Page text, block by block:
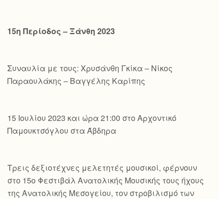
15η Περίοδος – Ξάνθη 2023
Συναυλία με τους: Χρυσάνθη Γκίκα – Νίκος
Παραουλάκης – Βαγγέλης Καρίπης
15 Ιουλίου 2023 και ώρα 21:00 στο Αρχοντικό
Παμουκτσόγλου στα Άβδηρα
Τρεις δεξιοτέχνες μελετητές μουσικοί, φέρνουν
στο 15ο Φεστιβάλ Ανατολικής Μουσικής τους ήχους
της Ανατολικής Μεσογείου, τον στροβιλισμό των